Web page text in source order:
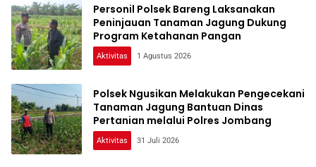
Personil Polsek Bareng Laksanakan
Peninjauan Tanaman Jagung Dukung
Program Ketahanan Pangan
Aktivitas 1 Agustus 2026
Polsek Ngusikan Melakukan Pengecekani
Tanaman Jagung Bantuan Dinas
Pertanian melalui Polres Jombang
Aktivitas 31 Juli 2026